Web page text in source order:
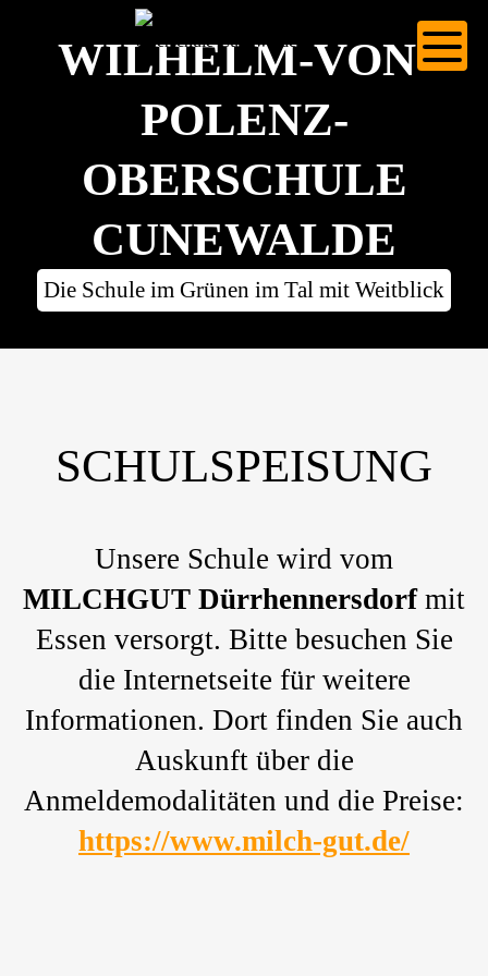
WILHELM-VON-
POLENZ-
OBERSCHULE
CUNEWALDE
Die Schule im Grünen im Tal mit Weitblick
SCHULSPEISUNG
Unsere Schule wird vom
MILCHGUT Dürrhennersdorfmit
Essen versorgt. Bitte besuchen Sie
die Internetseite für weitere
Informationen. Dort finden Sie auch
Auskunft über die
Anmeldemodalitäten und die Preise:
https://www.milch-gut.de/